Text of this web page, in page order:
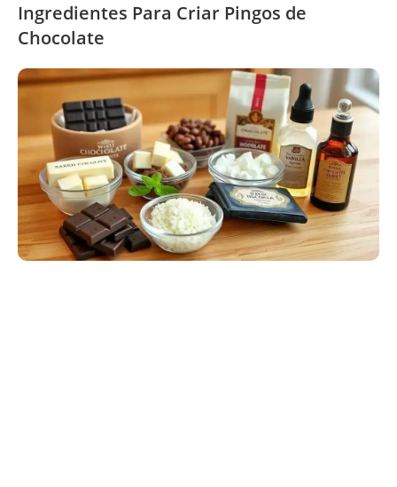
Ingredientes Para Criar Pingos de
Chocolate